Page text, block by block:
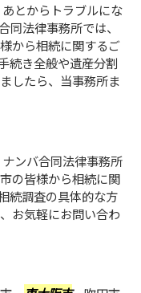
とからトラブルにな
同法律事務所では、
から相続に関するご
続き全般や遺産分割
したら、当事務所ま
ンバ合同法律事務所
の皆様から相続に関
続調査の具体的な方
お気軽にお問い合わ